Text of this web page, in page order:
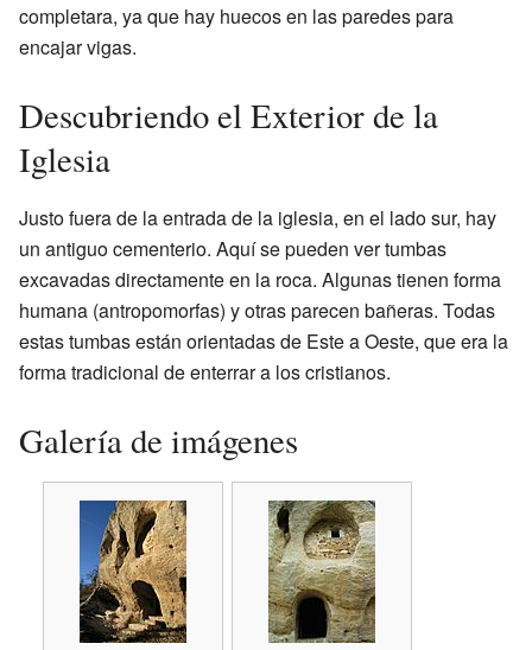
completara, ya que hay huecos en las paredes para
encajar vigas.
Descubriendo el Exterior de la
Iglesia
Justo fuera de la entrada de la iglesia, en el lado sur, hay
un antiguo cementerio. Aquí se pueden ver tumbas
excavadas directamente en la roca. Algunas tienen forma
humana (antropomorfas) y otras parecen bañeras. Todas
estas tumbas están orientadas de Este a Oeste, que era la
forma tradicional de enterrar a los cristianos.
Galería de imágenes